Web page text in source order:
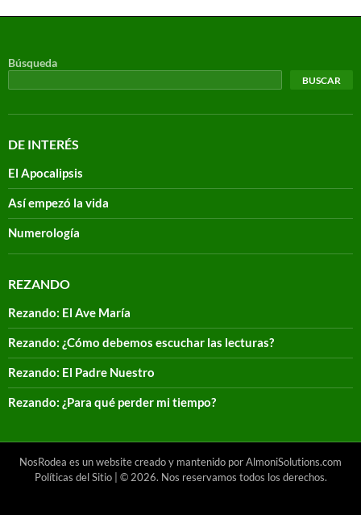
Búsqueda
BUSCAR
DE INTERÉS
El Apocalipsis
Así empezó la vida
Numerología
REZANDO
Rezando: El Ave María
Rezando: ¿Cómo debemos escuchar las lecturas?
Rezando: El Padre Nuestro
Rezando: ¿Para qué perder mi tiempo?
NosRodea es un website creado y mantenido por AlmoniSolutions.com
Políticas del Sitio| © 2026. Nos reservamos todos los derechos.